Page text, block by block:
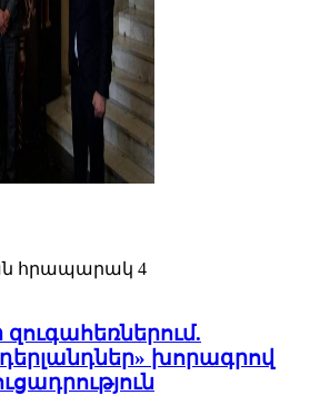
հրապարակ 4
խորագրով